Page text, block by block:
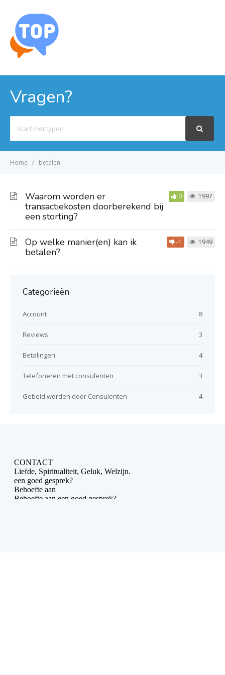
Vragen?
For
Home betalen
Waarom worden er
transactiekosten doorberekend bij
een storting?
0 1997
Op welke manier(en) kan ik
betalen?
-1 1949
Categorieën
8
Account
3
Reviews
4
Betalingen
3
Telefoneren met consulenten
4
Gebeld worden door Consulenten